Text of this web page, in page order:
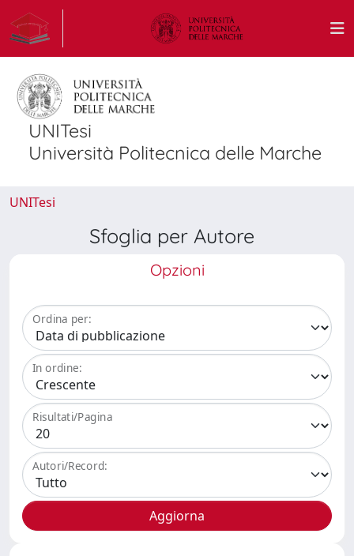
UNITesi
Università Politecnica delle Marche
UNITesi
Sfoglia per Autore
Opzioni
Ordina per:
In ordine:
Risultati/Pagina
Autori/Record: